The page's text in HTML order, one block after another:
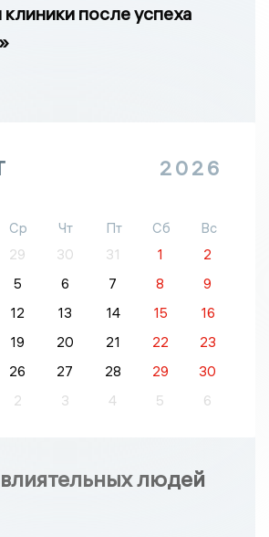
после успеха
2026
Ср Чт Пт Сб
Вс
29 30 31 1
2
5 6 7 8
9
12 13 14 15
16
19 20 21 22
23
26 27 28 29
30
2 3 4 5 6
людей